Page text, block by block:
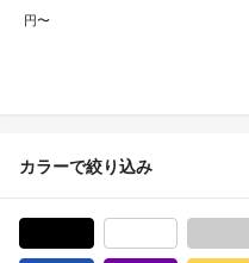
円〜
カラーで絞り込み